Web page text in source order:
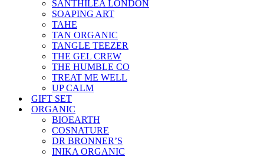
SANTHILEA LONDON
SOAPING ART
TAHE
TAN ORGANIC
TANGLE TEEZER
THE GEL CREW
THE HUMBLE CO
TREAT ME WELL
UP CALM
GIFT SET
ORGANIC
BIOEARTH
COSNATURE
DR BRONNER’S
INIKA ORGANIC